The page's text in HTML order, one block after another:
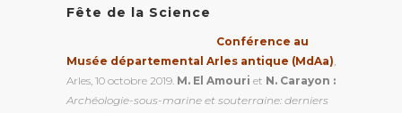
Fête de la Science
Conférence au
Musée départemental Arles antique (MdAa),
Arles, 10 octobre 2019. M. El Amouri et N. Carayon :
Archéologie-sous-marine et souterraine: derniers